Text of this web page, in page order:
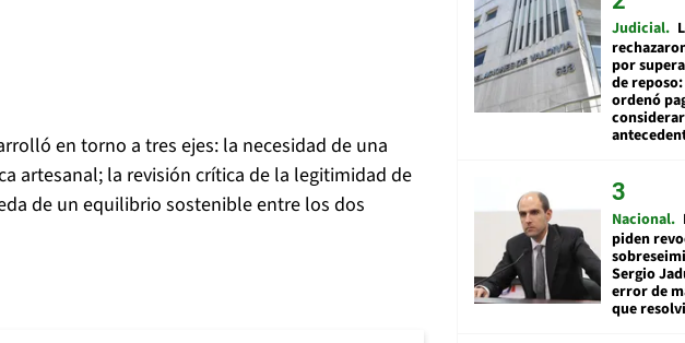
en torno a tres ejes: la necesidad de una
artesanal; la revisión crítica de la legitimidad de
de un equilibrio sostenible entre los dos
Judicial
por
de
ordenó
Nacional
piden
Sergio
error de
que